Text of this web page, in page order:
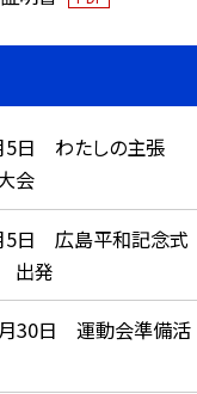
5日 わたしの主張
会
5日 広島平和記念式
出発
30日 運動会準備活